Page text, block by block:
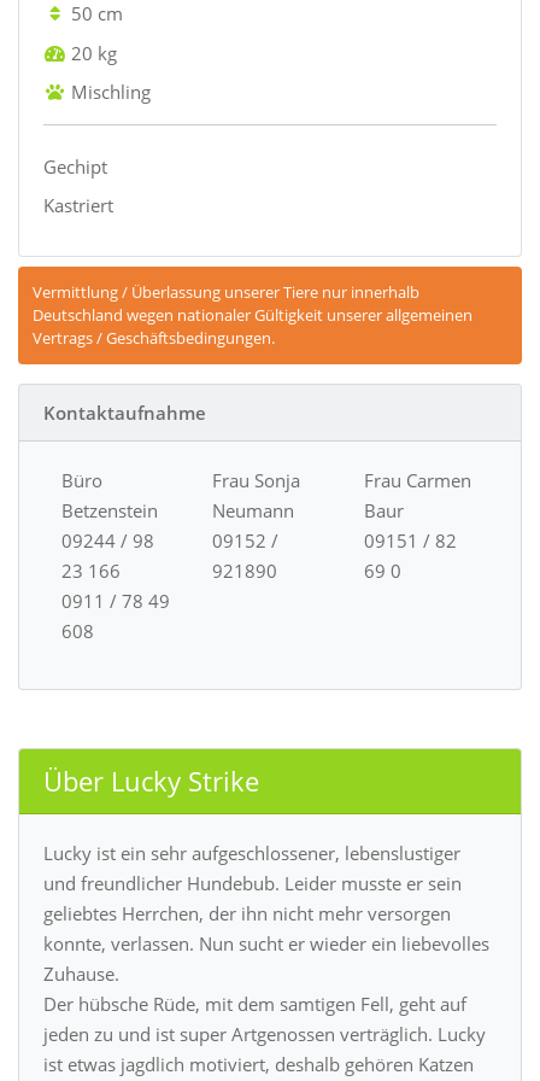
50 cm
20 kg
Mischling
Gechipt
Kastriert
Vermittlung / Überlassung unserer Tiere nur innerhalb
Deutschland wegen nationaler Gültigkeit unserer allgemeinen
Vertrags / Geschäftsbedingungen.
Kontaktaufnahme
Büro
Betzenstein
09244 / 98
23 166
0911 / 78 49
608
Frau Sonja
Neumann
09152 /
921890
Frau Carmen
Baur
09151 / 82
69 0
Über Lucky Strike
Lucky ist ein sehr aufgeschlossener, lebenslustiger
und freundlicher Hundebub. Leider musste er sein
geliebtes Herrchen, der ihn nicht mehr versorgen
konnte, verlassen. Nun sucht er wieder ein liebevolles
Zuhause.
Der hübsche Rüde, mit dem samtigen Fell, geht auf
jeden zu und ist super Artgenossen verträglich. Lucky
ist etwas jagdlich motiviert, deshalb gehören Katzen